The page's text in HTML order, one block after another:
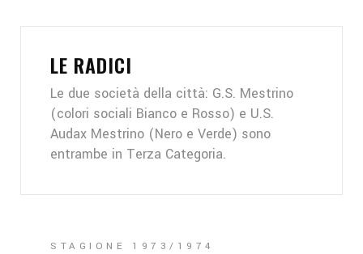
LE RADICI
Le due società della città: G.S. Mestrino
(colori sociali Bianco e Rosso) e U.S.
Audax Mestrino (Nero e Verde) sono
entrambe in Terza Categoria.
STAGIONE 1973/1974